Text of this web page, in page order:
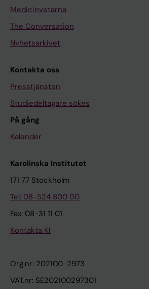
Medicinvetarna
The Conversation
Nyhetsarkivet
Kontakta oss
Presstjänsten
Studiedeltagare sökes
På gång
Kalender
Karolinska Institutet
171 77 Stockholm
Tel: 08-524 800 00
Fax: 08-31 11 01
Kontakta KI
Org.nr: 202100-2973
VAT.nr: SE202100297301